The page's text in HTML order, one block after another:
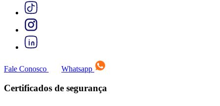
Fale Conosco Whatsapp
Certificados de segurança